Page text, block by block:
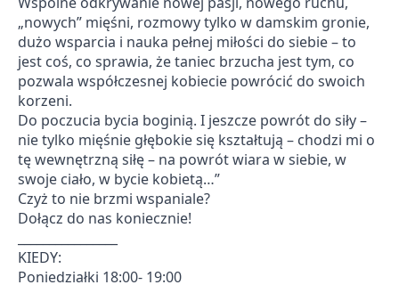
„nowych” mięśni, rozmowy tylko w damskim gronie,
dużo wsparcia i nauka pełnej miłości do siebie – to
jest coś, co sprawia, że taniec brzucha jest tym, co
pozwala współczesnej kobiecie powrócić do swoich
korzeni.
Do poczucia bycia boginią. I jeszcze powrót do siły –
nie tylko mięśnie głębokie się kształtują – chodzi mi o
tę wewnętrzną siłę – na powrót wiara w siebie, w
swoje ciało, w bycie kobietą…”
Czyż to nie brzmi wspaniale?
Dołącz do nas koniecznie!
KIEDY:
Poniedziałki 18:00- 19:00